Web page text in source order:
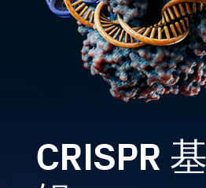
CRISPR